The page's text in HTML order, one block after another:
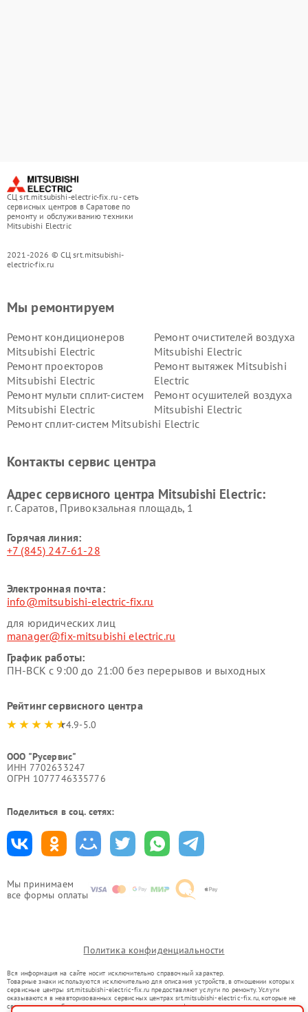
СЦ srt.mitsubishi-electric-fix.ru - сеть
сервисных центров в Саратове по
ремонту и обслуживанию техники
Mitsubishi Electric
2021-2026 © СЦ srt.mitsubishi-
electric-fix.ru
Мы принимаем
все формы оплаты
Мы ремонтируем
Ремонт кондиционеров
Mitsubishi Electric
Ремонт очистителей воздуха
Mitsubishi Electric
Ремонт проекторов
Mitsubishi Electric
Ремонт вытяжек Mitsubishi
Electric
Ремонт мульти сплит-систем
Mitsubishi Electric
Ремонт осушителей воздуха
Mitsubishi Electric
Ремонт сплит-систем Mitsubishi Electric
Контакты сервис центра
Адрес сервисного центра Mitsubishi Electric:
г. Саратов, Привокзальная площадь, 1
Горячая линия:
+7 (845) 247-61-28
Электронная почта:
info@mitsubishi-electric-fix.ru
для юридических лиц
manager@fix-mitsubishi electric.ru
График работы:
ПН-ВСК с 9:00 до 21:00 без перерывов и выходных
Рейтинг сервисного центра
4.9-5.0
ООО "Русервис"
ИНН 7702633247
ОГРН 1077746335776
Поделиться в соц. сетях:
Политика конфиденциальности
Вся информация на сайте носит исключительно справочный характер.
Товарные знаки используются исключительно для описания устройств, в отношении которых
сервисные центры srt.mitsubishi-electric-fix.ru предоставляют услуги по ремонту. Услуги
оказываются в неавторизованных сервисных центрах srt.mitsubishi-electric-fix.ru, которые не
связаны с правообладателями товарных знаков или их официальными представителями.